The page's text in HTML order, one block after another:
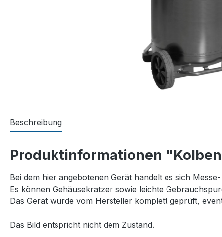
Beschreibung
Produktinformationen
Bei dem hier angebotenen Gerät handelt es sich
Es können Gehäusekratzer sowie leichte
Das Gerät wurde vom Hersteller komplett geprüft,
Das Bild entspricht nicht dem Zustand.